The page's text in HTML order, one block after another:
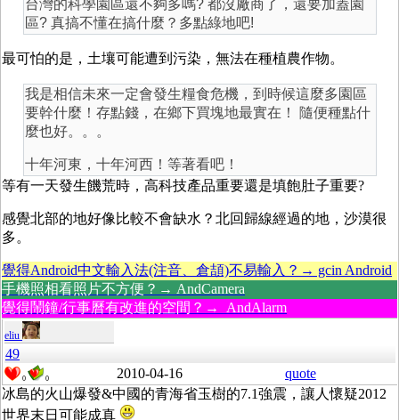
台灣的科學園區還不夠多嗎? 都沒廠商了，還要加蓋園
區? 真搞不懂在搞什麼？多點綠地吧!
最可怕的是，土壤可能遭到污染，無法在種植農作物。
我是相信未來一定會發生糧食危機，到時候這麼多園區
要幹什麼！存點錢，在鄉下買塊地最實在！ 隨便種點什
麼也好。。。
十年河東，十年河西！等著看吧！
等有一天發生饑荒時，高科技產品重要還是填飽肚子重要?
感覺北部的地好像比較不會缺水？北回歸線經過的地，沙漠很
多。
覺得Android中文輸入法(注音、倉頡)不易輸入？→ gcin Android
手機照相看照片不方便？→ AndCamera
覺得鬧鐘/行事曆有改進的空間？→ AndAlarm
eliu
49
0 0 2010-04-16
quote
冰島的火山爆發&中國的青海省玉樹的7.1強震，讓人懷疑2012
世界末日可能成真